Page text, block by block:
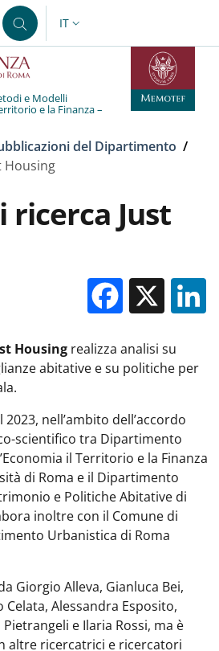
SELETTORE LINGUA:
IT
e Modelli
e la Finanza –
del Dipartimento /
Housing
ricerca Just
X
Housing realizza analisi su
abitative e su politiche per
nell’ambito dell’accordo
scientifico tra Dipartimento
il Territorio e la Finanza
di Roma e il Dipartimento
e Politiche Abitative di
inoltre con il Comune di
Urbanistica di Roma
Giorgio Alleva, Gianluca Bei,
Alessandra Esposito,
e Ilaria Rossi, ma è
altre ricercatrici e ricercatori